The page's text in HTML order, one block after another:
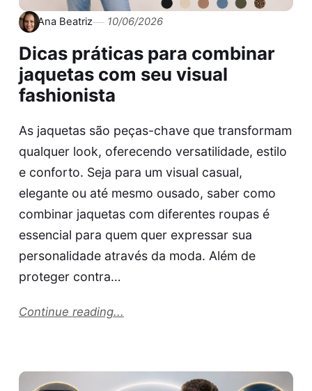
Ana Beatriz 10/06/2026
Dicas práticas para combinar
jaquetas com seu visual
fashionista
As jaquetas são peças-chave que transformam
qualquer look, oferecendo versatilidade, estilo
e conforto. Seja para um visual casual,
elegante ou até mesmo ousado, saber como
combinar jaquetas com diferentes roupas é
essencial para quem quer expressar sua
personalidade através da moda. Além de
proteger contra…
Continue reading...